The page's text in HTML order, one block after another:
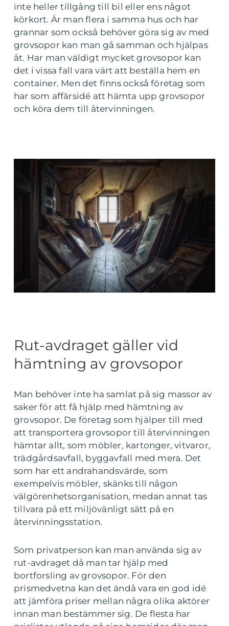
inte heller tillgång till bil eller ens något
körkort. Är man flera i samma hus och har
grannar som också behöver göra sig av med
grovsopor kan man gå samman och hjälpas
åt. Har man väldigt mycket grovsopor kan
det i vissa fall vara värt att beställa hem en
container. Men det finns också företag som
har som affärsidé att hämta upp grovsopor
och köra dem till återvinningen.
Rut-avdraget gäller vid
hämtning av grovsopor
Man behöver inte ha samlat på sig massor av
saker för att få hjälp med hämtning av
grovsopor. De företag som hjälper till med
att transportera grovsopor till återvinningen
hämtar allt, som möbler, kartonger, vitvaror,
trädgårdsavfall, byggavfall med mera. Det
som har ett andrahandsvärde, som
exempelvis möbler, skänks till någon
välgörenhetsorganisation, medan annat tas
tillvara på ett miljövänligt sätt på en
återvinningsstation.
Som privatperson kan man använda sig av
rut-avdraget då man tar hjälp med
bortforsling av grovsopor. För den
prismedvetna kan det ändå vara en god idé
att jämföra priser mellan några olika aktörer
innan man bestämmer sig. De flesta har